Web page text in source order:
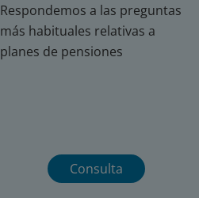
Respondemos a las preguntas
más habituales relativas a
planes de pensiones
Consulta